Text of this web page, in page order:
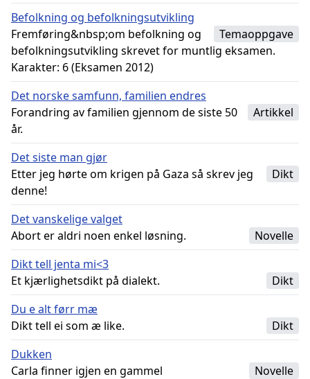
Befolkning og befolkningsutvikling
Temaoppgave
Fremføring&nbsp;om befolkning og
befolkningsutvikling skrevet for muntlig eksamen.
Karakter: 6 (Eksamen 2012)
Det norske samfunn, familien endres
Artikkel
Forandring av familien gjennom de siste 50
år.
Det siste man gjør
Dikt
Etter jeg hørte om krigen på Gaza så skrev jeg
denne!
Det vanskelige valget
Novelle
Abort er aldri noen enkel løsning.
Dikt tell jenta mi<3
Dikt
Et kjærlighetsdikt på dialekt.
Du e alt førr mæ
Dikt
Dikt tell ei som æ like.
Dukken
Novelle
Carla finner igjen en gammel